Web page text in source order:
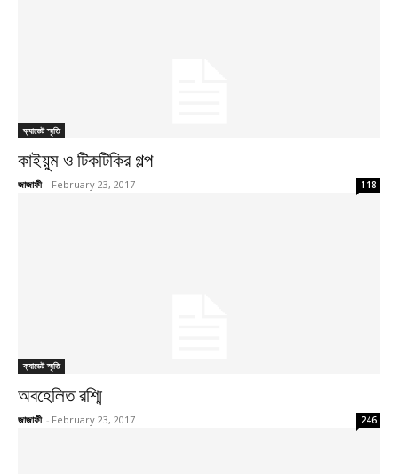
ক্যাডেট স্মৃতি
কাইয়ুম ও টিকটিকির গল্প
জাজাফী - February 23, 2017 118
ক্যাডেট স্মৃতি
অবহেলিত রশ্মি
জাজাফী - February 23, 2017 246